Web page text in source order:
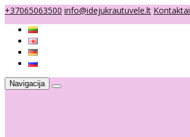
+37065063500 info@idejukrautuvele.lt Kontaktai
Navigacija